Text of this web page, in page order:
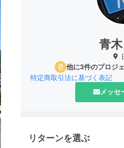
青
他に3件のプロジ
特定商取引法に基づく表記
メッセ
リターンを選ぶ